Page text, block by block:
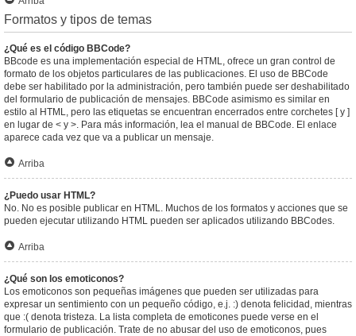
Formatos y tipos de temas
¿Qué es el código BBCode?
BBcode es una implementación especial de HTML, ofrece un gran control de
formato de los objetos particulares de las publicaciones. El uso de BBCode
debe ser habilitado por la administración, pero también puede ser deshabilitado
del formulario de publicación de mensajes. BBCode asimismo es similar en
estilo al HTML, pero las etiquetas se encuentran encerrados entre corchetes [ y ]
en lugar de < y >. Para más información, lea el manual de BBCode. El enlace
aparece cada vez que va a publicar un mensaje.
Arriba
¿Puedo usar HTML?
No. No es posible publicar en HTML. Muchos de los formatos y acciones que se
pueden ejecutar utilizando HTML pueden ser aplicados utilizando BBCodes.
Arriba
¿Qué son los emoticonos?
Los emoticonos son pequeñas imágenes que pueden ser utilizadas para
expresar un sentimiento con un pequeño código, e.j. :) denota felicidad, mientras
que :( denota tristeza. La lista completa de emoticones puede verse en el
formulario de publicación. Trate de no abusar del uso de emoticonos, pues